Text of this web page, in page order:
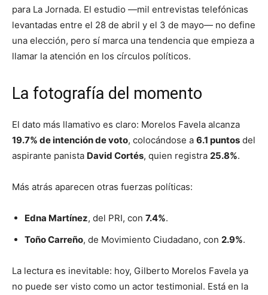
para La Jornada. El estudio —mil entrevistas telefónicas
levantadas entre el 28 de abril y el 3 de mayo— no define
una elección, pero sí marca una tendencia que empieza a
llamar la atención en los círculos políticos.
La fotografía del momento
El dato más llamativo es claro: Morelos Favela alcanza
19.7% de intención de voto, colocándose a 6.1 puntos del
aspirante panista David Cortés, quien registra 25.8%.
Más atrás aparecen otras fuerzas políticas:
Edna Martínez, del PRI, con 7.4%.
Toño Carreño, de Movimiento Ciudadano, con 2.9%.
La lectura es inevitable: hoy, Gilberto Morelos Favela ya
no puede ser visto como un actor testimonial. Está en la